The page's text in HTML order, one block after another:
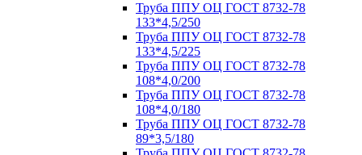
Труба ППУ ОЦ ГОСТ 8732-78
133*4,5/250
Труба ППУ ОЦ ГОСТ 8732-78
133*4,5/225
Труба ППУ ОЦ ГОСТ 8732-78
108*4,0/200
Труба ППУ ОЦ ГОСТ 8732-78
108*4,0/180
Труба ППУ ОЦ ГОСТ 8732-78
89*3,5/180